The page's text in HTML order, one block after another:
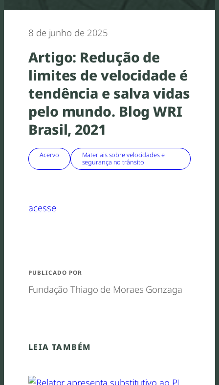
8 de junho de 2025
Artigo: Redução de
limites de velocidade é
tendência e salva vidas
pelo mundo. Blog WRI
Brasil, 2021
Acervo
Materiais sobre velocidades e
segurança no trânsito
acesse
PUBLICADO POR
Fundação Thiago de Moraes Gonzaga
LEIA TAMBÉM